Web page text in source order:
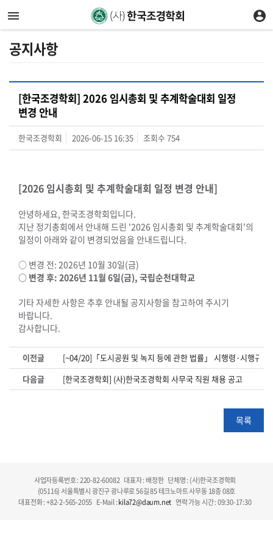
공지사항
[한국조경학회] 2026 임시총회 및 추계학술대회 일정
변경 안내
한국조경학회 2026-06-15 16:35 조회수 754
[2026 임시총회 및 추계학술대회 일정 변경 안내]
안녕하세요, 한국조경학회입니다.
지난 정기총회에서 안내해 드린 '2026 임시총회 및 추계학술대회'의
일정이 아래와 같이 변경되었음을 안내드립니다.
○ 변경 전: 2026년 10월 30일(금)
○ 변경 후: 2026년 11월 6일(금), 국립순천대학교
기타 자세한 사항은 추후 안내될 공지사항을 참고하여 주시기
바랍니다.
감사합니다.
이전글
[~04/20]「도시공원 및 녹지 등에 관한 법률」 시행령·시행규칙
다음글
[한국조경학회] (사)한국조경학회 사무국 직원 채용 공고
목록
사업자등록번호 : 220-82-60082 대표자 : 배정한 단체명 : (사)한국조경학회
(05116) 서울특별시 광진구 광나루로 56길 85 테크노마트 사무동 18층 08호
대표전화 : +82-2-565-2055 E-Mail :kila72@daum.net 연락 가능 시간 : 09:30-17:30